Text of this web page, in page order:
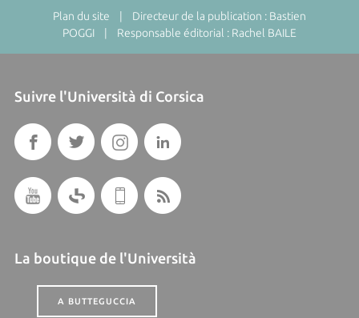
Plan du site | Directeur de la publication : Bastien
POGGI | Responsable éditorial : Rachel BAILE
Suivre l'Università di Corsica
La boutique de l'Università
A BUTTEGUCCIA